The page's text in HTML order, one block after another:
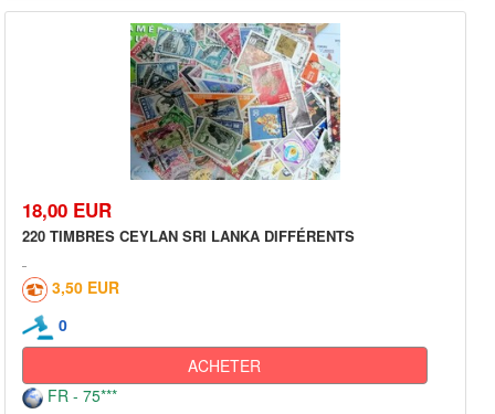
18,00 EUR
220 TIMBRES CEYLAN SRI LANKA DIFFÉRENTS
3,50 EUR
0
ACHETER
FR - 75***